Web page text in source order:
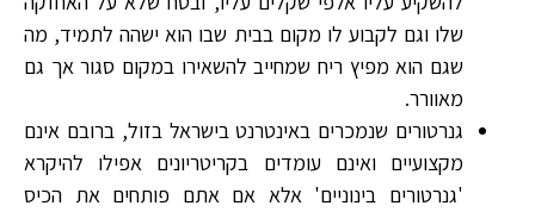
שלו וגם לקבוע לו מקום בבית שבו הוא ישהה לתמיד, מה
שגם הוא מפיץ ריח שמחייב להשאירו במקום סגור אך גם
מאוורר.
גנרטורים שנמכרים באינטרנט בישראל בזול, ברובם אינם
מקצועיים ואינם עומדים בקריטריונים אפילו להיקרא
'גנרטורים בינוניים' אלא אם אתם פותחים את הכיס